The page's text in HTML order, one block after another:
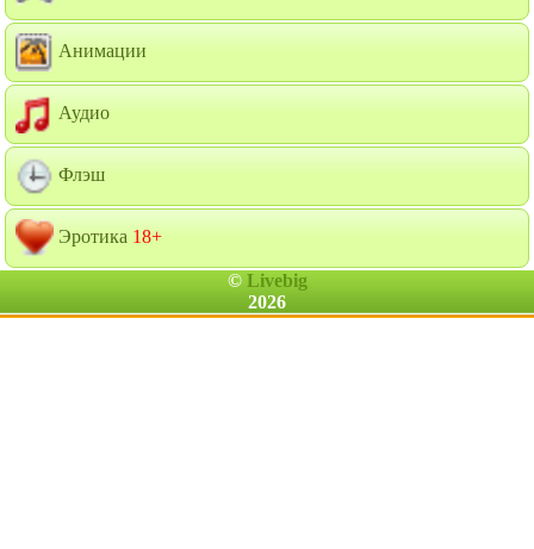
Анимации
Аудио
Флэш
Эротика 18+
© Livebig
2026